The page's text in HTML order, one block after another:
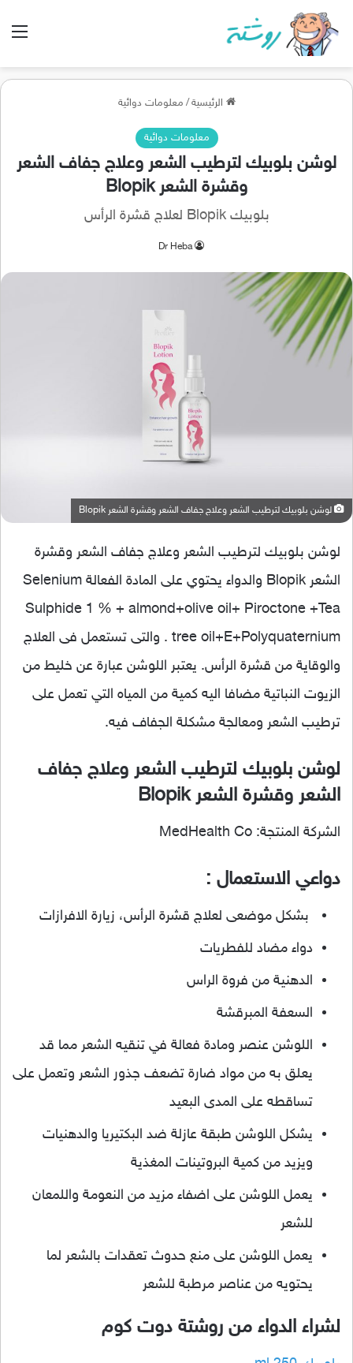
الرئيسية / معلومات دوائية
معلومات دوائية
لوشن بلوبيك لترطيب الشعر وعلاج جفاف الشعر
وقشرة الشعر Blopik
بلوبيك Blopik لعلاج قشرة الرأس
Dr Heba
لوشن بلوبيك لترطيب الشعر وعلاج جفاف الشعر وقشرة الشعر Blopik
لوشن بلوبيك لترطيب الشعر وعلاج جفاف الشعر وقشرة
الشعر Blopik والدواء يحتوي على المادة الفعالة Selenium
Sulphide 1 % + almond+olive oil+ Piroctone +Tea
tree oil+E+Polyquaternium . والتى تستعمل فى العلاج
والوقاية من قشرة الرأس. يعتبر اللوشن عبارة عن خليط من
الزيوت النباتية مضافا اليه كمية من المياه التي تعمل على
ترطيب الشعر ومعالجة مشكلة الجفاف فيه.
لوشن بلوبيك لترطيب الشعر وعلاج جفاف
الشعر وقشرة الشعر Blopik
الشركة المنتجة: MedHealth Co
دواعي الاستعمال :
بشكل موضعى لعلاج قشرة الرأس، زيارة الافرازات
دواء مضاد للفطريات
الدهنية من فروة الراس
السعفة المبرقشة
اللوشن عنصر ومادة فعالة في تنقيه الشعر مما قد
يعلق به من مواد ضارة تضعف جذور الشعر وتعمل على
تساقطه على المدى البعيد
يشكل اللوشن طبقة عازلة ضد البكتيريا والدهنيات
ويزيد من كمية البروتينات المغذية
يعمل اللوشن على اضفاء مزيد من النعومة واللمعان
للشعر
يعمل اللوشن على منع حدوث تعقدات بالشعر لما
يحتويه من عناصر مرطبة للشعر
لشراء الدواء من روشتة دوت كوم